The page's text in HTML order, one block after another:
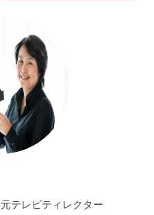
がりたく、登録させてもら
ます。
テレビティレクター